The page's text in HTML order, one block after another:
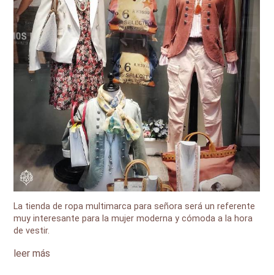
La tienda de ropa multimarca para señora será un referente
muy interesante para la mujer moderna y cómoda a la hora
de vestir.
leer más